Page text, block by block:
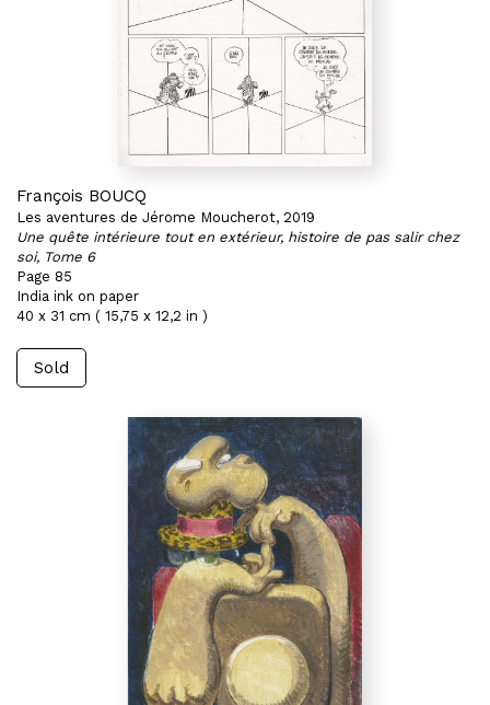
François BOUCQ
Les aventures de Jérome Moucherot, 2019
Une quête intérieure tout en extérieur, histoire de pas salir chez
soi, Tome 6
Page 85
India ink on paper
40 x 31 cm ( 15,75 x 12,2 in )
Sold